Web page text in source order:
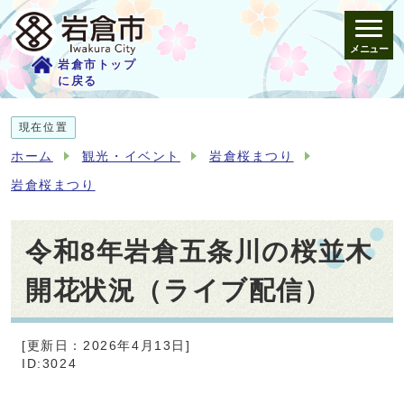
岩倉市トップ
に戻る
メニュー
現在位置
ホーム 観光・イベント 岩倉桜まつり
岩倉桜まつり
令和8年岩倉五条川の桜並木
開花状況（ライブ配信）
[更新日：2026年4月13日]
ID:3024